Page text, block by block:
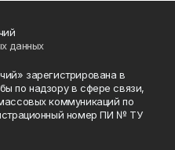
данных
зарегистрирована в
по надзору в сфере связи,
коммуникаций по
номер ПИ № ТУ